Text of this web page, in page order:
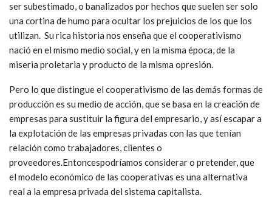
ser subestimado, o banalizados por hechos que suelen ser solo
una cortina de humo para ocultar los prejuicios de los que los
utilizan. Su rica historia nos enseña que el cooperativismo
nació en el mismo medio social, y en la misma época, de la
miseria proletaria y producto de la misma opresión.
Pero lo que distingue el cooperativismo de las demás formas de
producción es su medio de acción, que se basa en la creación de
empresas para sustituir la figura del empresario, y así escapar a
la explotación de las empresas privadas con las que tenían
relación como trabajadores, clientes o
proveedores.Entoncespodríamos considerar o pretender, que
el modelo económico de las cooperativas es una alternativa
real a la empresa privada del sistema capitalista.